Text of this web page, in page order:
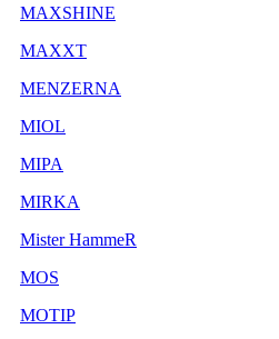
MAXSHINE
MAXXT
MENZERNA
MIOL
MIPA
MIRKA
Mister HammeR
MOS
MOTIP